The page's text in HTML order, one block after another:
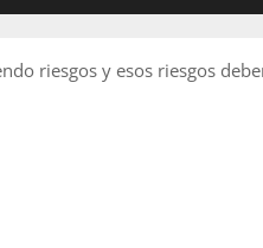
riesgos y esos riesgos